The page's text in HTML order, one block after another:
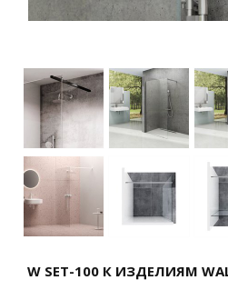
W SET-100 К ИЗДЕЛИЯМ